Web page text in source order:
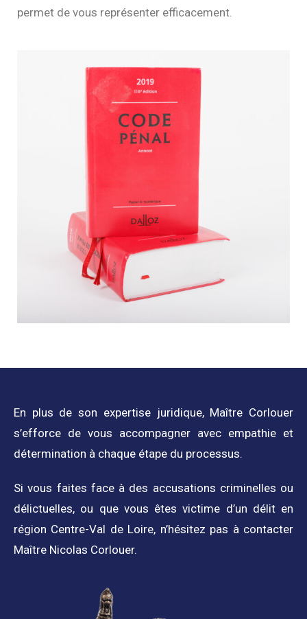
permet de vous représenter efficacement.
En plus de son expertise juridique, Maître Corlouer
s’efforce de vous accompagner avec empathie et
détermination à chaque étape du processus.
Si vous faites face à des accusations criminelles ou
délictuelles, ou que vous êtes victime d’un délit en
région Centre-Val de Loire, n’hésitez pas à contacter
Maître Nicolas Corlouer.